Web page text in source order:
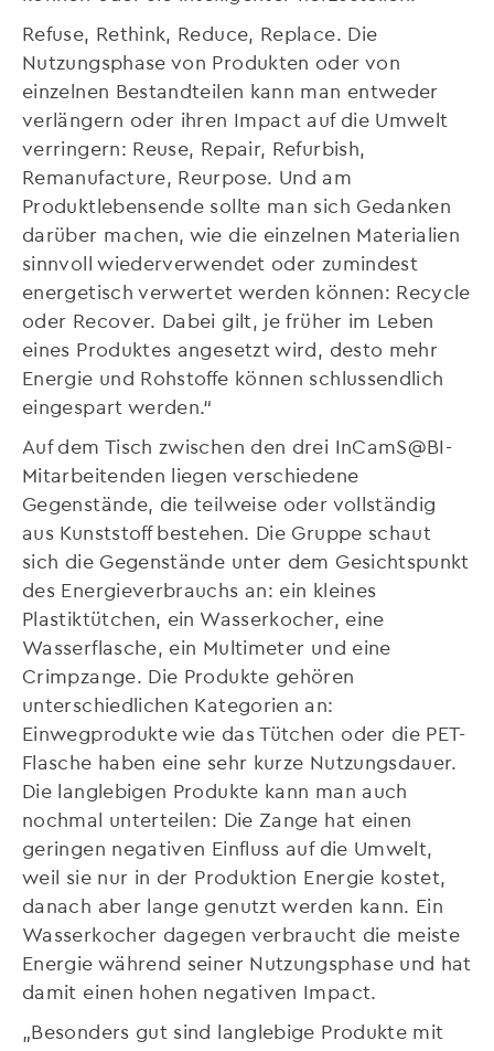
Refuse, Rethink, Reduce, Replace. Die
Nutzungsphase von Produkten oder von
einzelnen Bestandteilen kann man entweder
verlängern oder ihren Impact auf die Umwelt
verringern: Reuse, Repair, Refurbish,
Remanufacture, Reurpose. Und am
Produktlebensende sollte man sich Gedanken
darüber machen, wie die einzelnen Materialien
sinnvoll wiederverwendet oder zumindest
energetisch verwertet werden können: Recycle
oder Recover. Dabei gilt, je früher im Leben
eines Produktes angesetzt wird, desto mehr
Energie und Rohstoffe können schlussendlich
eingespart werden.“
Auf dem Tisch zwischen den drei InCamS@BI-
Mitarbeitenden liegen verschiedene
Gegenstände, die teilweise oder vollständig
aus Kunststoff bestehen. Die Gruppe schaut
sich die Gegenstände unter dem Gesichtspunkt
des Energieverbrauchs an: ein kleines
Plastiktütchen, ein Wasserkocher, eine
Wasserflasche, ein Multimeter und eine
Crimpzange. Die Produkte gehören
unterschiedlichen Kategorien an:
Einwegprodukte wie das Tütchen oder die PET-
Flasche haben eine sehr kurze Nutzungsdauer.
Die langlebigen Produkte kann man auch
nochmal unterteilen: Die Zange hat einen
geringen negativen Einfluss auf die Umwelt,
weil sie nur in der Produktion Energie kostet,
danach aber lange genutzt werden kann. Ein
Wasserkocher dagegen verbraucht die meiste
Energie während seiner Nutzungsphase und hat
damit einen hohen negativen Impact.
„Besonders gut sind langlebige Produkte mit